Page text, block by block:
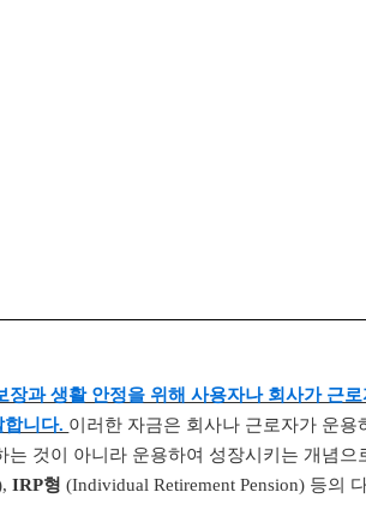
과 생활 안정을 위해 사용자나 회사가 근
니다. 이러한 자금은 회사나 근로자가 운
는 것이 아니라 운용하여 성장시키는 개념
IRP형(Individual Retirement Pension) 등의